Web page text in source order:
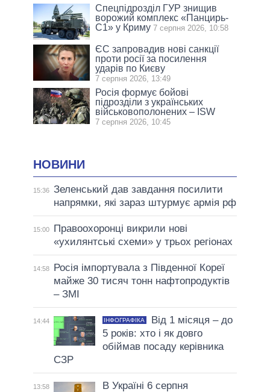
Спецпідрозділ ГУР знищив
ворожий комплекс «Панцирь-
С1» у Криму 7 серпня 2026, 10:58
ЄС запровадив нові санкції
проти росії за посилення
ударів по Києву
7 серпня 2026, 13:49
Росія формує бойові
підрозділи з українських
військовополонених – ISW
7 серпня 2026, 10:45
НОВИНИ
15:36 Зеленський дав завдання посилити
напрямки, які зараз штурмує армія рф
15:00
Правоохоронці викрили нові
«ухилянтські схеми» у трьох регіонах
14:58
Росія імпортувала з Південної Кореї
майже 30 тисяч тонн нафтопродуктів
– ЗМІ
14:44 ІНФОГРАФІКА
Від 1 місяця – до
5 років: хто і як довго
обіймав посаду керівника
СЗР
13:58
В Україні 6 серпня